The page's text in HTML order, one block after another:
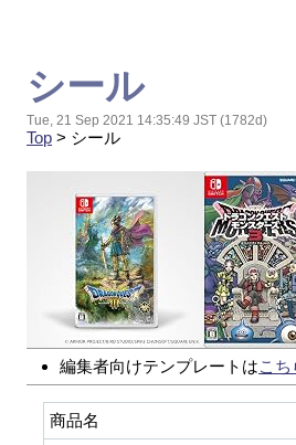
シール
Tue, 21 Sep 2021 14:35:49 JST (1782d)
Top > シール
編集者向けテンプレートはこち
商品名